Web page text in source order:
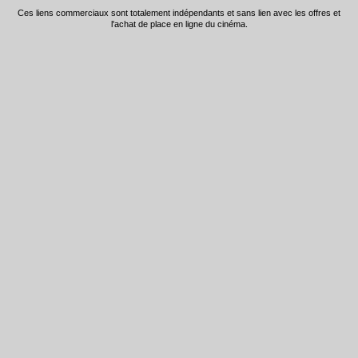
Ces liens commerciaux sont totalement indépendants et sans lien avec les offres et
l'achat de place en ligne du cinéma.